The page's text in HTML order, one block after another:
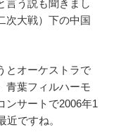
言う説も聞きまし
次大戦）下の中国
とオーケストラで
青葉フィルハーモ
ンサートで2006年1
近ですね。